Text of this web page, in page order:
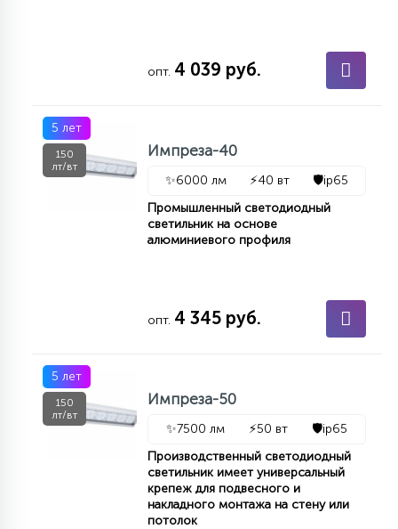
опт. 4 039 руб.
5 лет
150
лт/вт
Импреза-40
✨6000 лм ⚡40 вт 🛡️ip65
Промышленный светодиодный
светильник на основе
алюминиевого профиля
опт. 4 345 руб.
5 лет
150
лт/вт
Импреза-50
✨7500 лм ⚡50 вт 🛡️ip65
Производственный светодиодный
светильник имеет универсальный
крепеж для подвесного и
накладного монтажа на стену или
потолок